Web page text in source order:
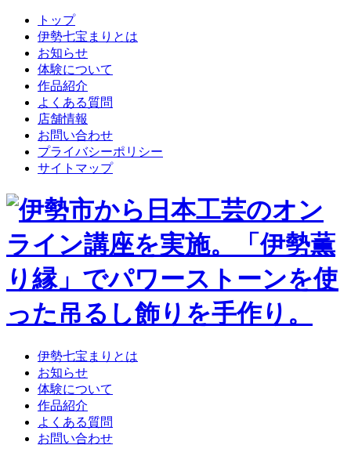
トップ
伊勢七宝まりとは
お知らせ
体験について
作品紹介
よくある質問
店舗情報
お問い合わせ
プライバシーポリシー
サイトマップ
伊勢七宝まりとは
お知らせ
体験について
作品紹介
よくある質問
お問い合わせ